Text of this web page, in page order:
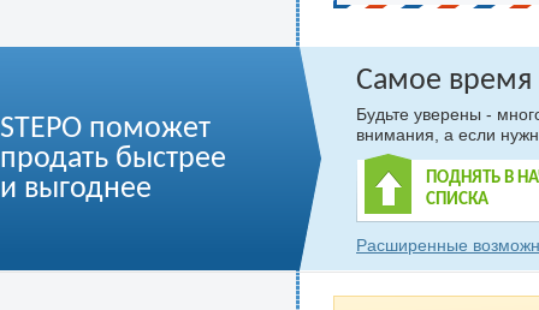
STEPO поможет
продать быстрее
и выгоднее
Самое время
Будьте уверены -
внимания, а если
ПОДНЯТЬ В
СПИСКА
Расширенные